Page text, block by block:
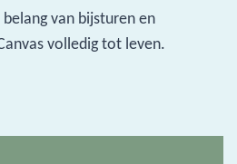
van bijsturen en
volledig tot leven.